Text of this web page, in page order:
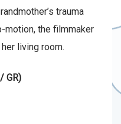
trauma
motion, the filmmaker
living room.
GR)